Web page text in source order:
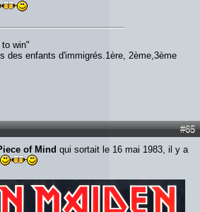
win"
des enfants d'immigrés.1ère, 2ème,3ème
#65
of Mind qui sortait le 16 mai 1983, il y a